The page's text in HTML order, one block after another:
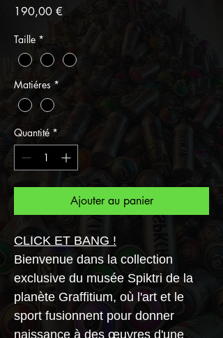
190,00 €
Taille *
Matiéres *
Quantité *
Ajouter au panier
CLICK ET BANG !
Bienvenue dans la collection
exclusive du musée Spiktri de la
planète Graffitium, où l'art et le
sport fusionnent pour donner
naissance à des œuvres d'une